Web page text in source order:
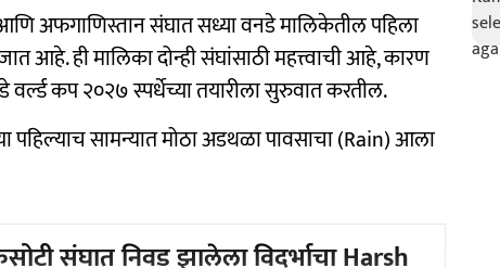
अफगाणिस्तान संघात सध्या वनडे मालिकेतील पहिला
आहे. ही मालिका दोन्ही संघांसाठी महत्त्वाची आहे, कारण
वर्ल्ड कप २०२७ स्पर्धेच्या तयारीला सुरुवात करतील.
सामन्यात मोठा अडथळा पावसाचा (Rain) आला
संघात निवड झालेला विदर्भाचा Harsh